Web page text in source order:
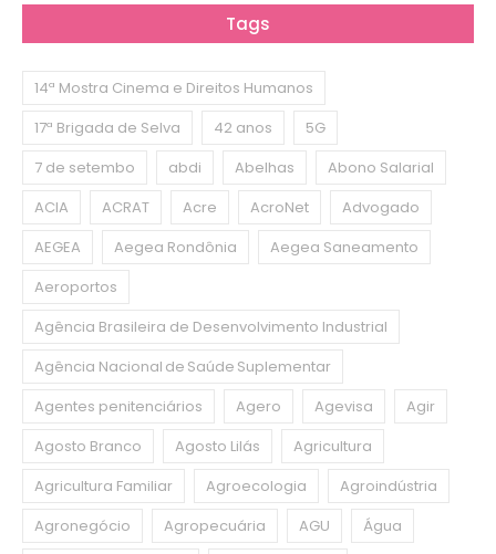
Tags
14ª Mostra Cinema e Direitos Humanos
17ª Brigada de Selva
42 anos
5G
7 de setembo
abdi Abelhas
Abono Salarial
ACIA
ACRAT Acre AcroNet
Advogado
AEGEA
Aegea Rondônia
Aegea Saneamento
Aeroportos
Agência Brasileira de Desenvolvimento Industrial
Agência Nacional de Saúde Suplementar
Agentes penitenciários
Agero Agevisa
Agir
Agosto Branco
Agosto Lilás
Agricultura
Agricultura Familiar
Agroecologia
Agroindústria
Agronegócio
Agropecuária AGU
Água